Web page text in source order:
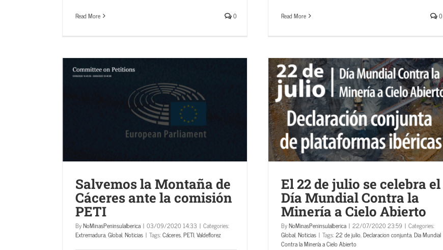
Read More 0 Read More 0
Salvemos la Montaña de
Cáceres ante la comisión
PETI
ByNoMinasPeninsulaIberica | 03/09/2020 14:33 | Categories:
Extremadura,Global,Noticias | Tags:Cáceres,PETI,Valdeflorez
El 22 de julio se celebra el Día Mundial Contra
la Minería a Cielo Abierto
Global Noticias
El 22 de julio se celebra el
Día Mundial Contra la
Minería a Cielo Abierto
ByNoMinasPeninsulaIberica | 22/07/2020 23:59 | Categories:
Global,Noticias | Tags:22 de julio,Declaracion conjunta,Dia Mundial
Contra la Minería a Cielo Abierto